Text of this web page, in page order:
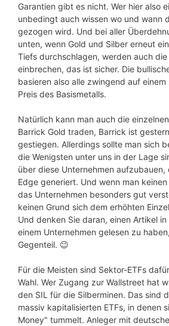
Garantien gibt es nicht. Wer hier also
unbedingt auch wissen wo und wann
gezogen wird. Und bei aller
unten, wenn Gold und Silber erneut
Tiefs durchschlagen, werden auch
einbrechen, das ist sicher. Die
basieren also alle zwingend auf
Preis des Basismetalls.
Natürlich kann man auch die
Barrick Gold traden, Barrick ist
gestiegen. Allerdings sollte man sich
die Wenigsten unter uns in der Lage
über diese Unternehmen aufzubauen,
Edge generiert. Und wenn man
das Unternehmen besonders gut
keinen Grund sich dem erhöhten
Und denken Sie daran, einen Artikel
einem Unternehmen gelesen zu
Gegenteil. 😉
Für die Meisten sind Sektor-ETFs
Wahl. Wer Zugang zur Wallstreet hat
den SIL für die Silberminen. Das sind
massiv kapitalisierten ETFs, in denen
Money" tummelt. Anleger mit